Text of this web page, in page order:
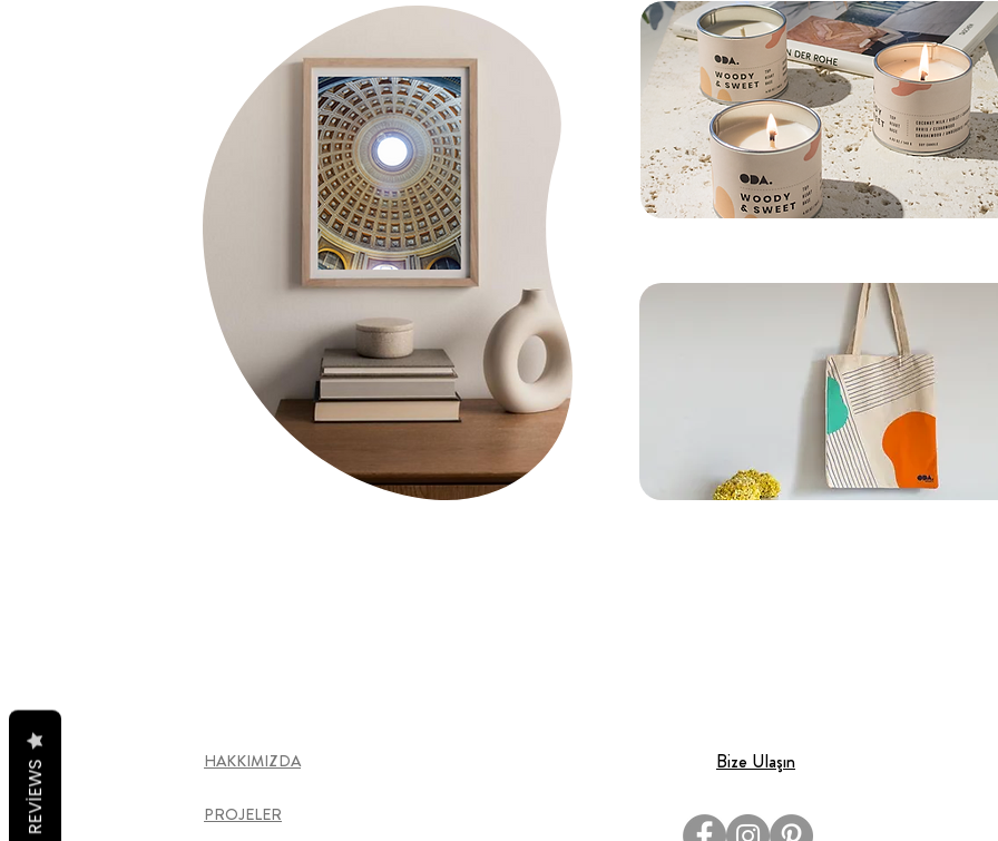
HAKKIMIZDA
PROJELER
Bize Ulaşın
REVIEWS